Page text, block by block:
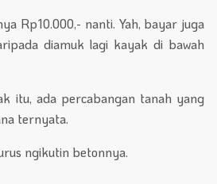
Rp10.000,- nanti. Yah, bayar juga
diamuk lagi kayak di bawah
itu, ada percabangan tanah yang
ternyata.
ngikutin betonnya.